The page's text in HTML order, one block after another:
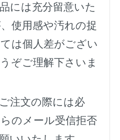
には充分留意いた
使用感や汚れの捉
は個人差がござい
ぞご理解下さいま
注文の際には必
のメール受信拒否